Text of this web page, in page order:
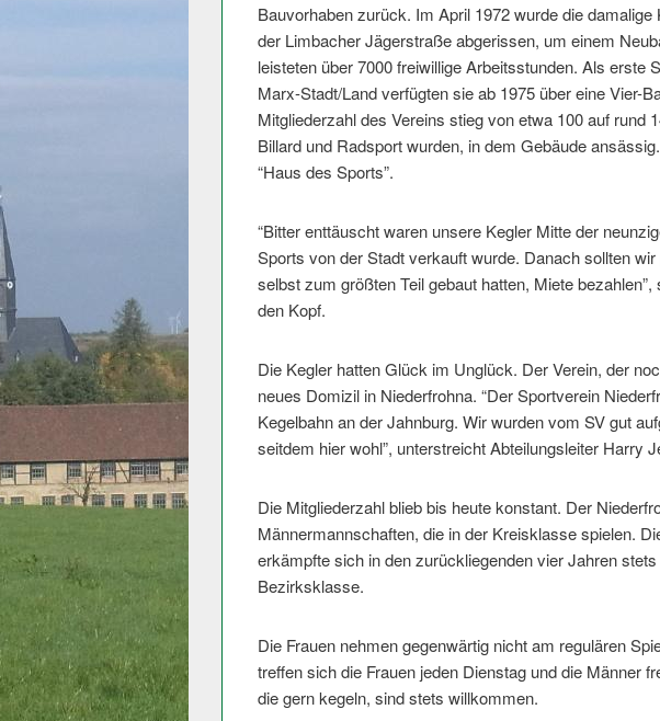
Bauvorhaben zurück. Im April 1972 wurde die damalige
der Limbacher Jägerstraße abgerissen, um einem
leisteten über 7000 freiwillige Arbeitsstunden. Als erste
Marx-Stadt/Land verfügten sie ab 1975 über eine Vier-
Mitgliederzahl des Vereins stieg von etwa 100 auf rund
Billard und Radsport wurden, in dem Gebäude
“Haus des Sports”.
“Bitter enttäuscht waren unsere Kegler Mitte der
Sports von der Stadt verkauft wurde. Danach sollten
selbst zum größten Teil gebaut hatten, Miete
den Kopf.
Die Kegler hatten Glück im Unglück. Der Verein, der
neues Domizil in Niederfrohna. “Der Sportverein
Kegelbahn an der Jahnburg. Wir wurden vom SV gut
seitdem hier wohl”, unterstreicht Abteilungsleiter Harry
Die Mitgliederzahl blieb bis heute konstant. Der
Männermannschaften, die in der Kreisklasse spielen.
erkämpfte sich in den zurückliegenden vier Jahren
Bezirksklasse.
Die Frauen nehmen gegenwärtig nicht am regulären
treffen sich die Frauen jeden Dienstag und die Männer
die gern kegeln, sind stets willkommen.